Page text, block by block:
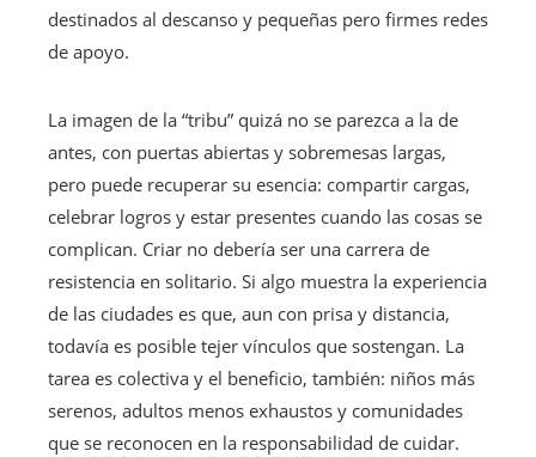
destinados al descanso y pequeñas pero firmes redes
de apoyo.
La imagen de la “tribu” quizá no se parezca a la de
antes, con puertas abiertas y sobremesas largas,
pero puede recuperar su esencia: compartir cargas,
celebrar logros y estar presentes cuando las cosas se
complican. Criar no debería ser una carrera de
resistencia en solitario. Si algo muestra la experiencia
de las ciudades es que, aun con prisa y distancia,
todavía es posible tejer vínculos que sostengan. La
tarea es colectiva y el beneficio, también: niños más
serenos, adultos menos exhaustos y comunidades
que se reconocen en la responsabilidad de cuidar.